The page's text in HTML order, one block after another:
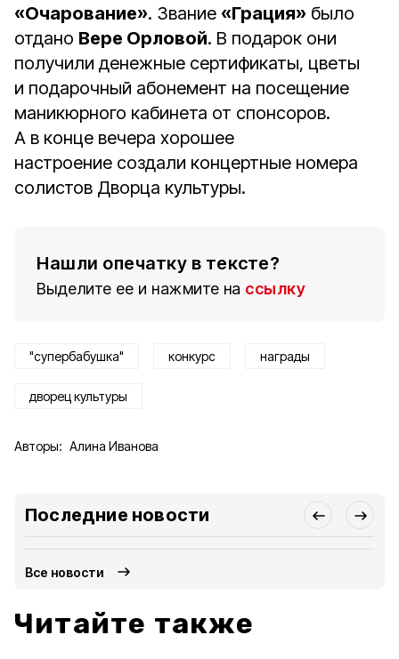
«Очарование». Звание «Грация» было
отдано Вере Орловой. В подарок они
получили денежные сертификаты, цветы
и подарочный абонемент на посещение
маникюрного кабинета от спонсоров.
А в конце вечера хорошее
настроение создали концертные номера
солистов Дворца культуры.
Нашли опечатку в тексте?
Выделите ее и нажмите на ссылку
"супербабушка" конкурс награды
дворец культуры
Авторы: Алина Иванова
Последние новости
Все новости
Читайте также